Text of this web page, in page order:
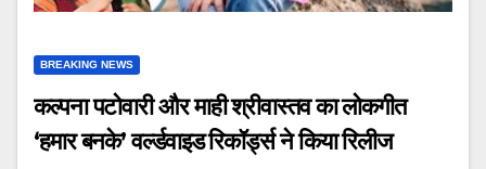
BREAKING NEWS
कल्पना पटोवारी और माही श्रीवास्तव का लोकगीत
‘हमार बनके’ वर्ल्डवाइड रिकॉर्ड्स ने किया रिलीज